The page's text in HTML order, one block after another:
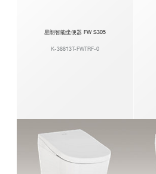
星朗智能坐便器 FW S305
K-38813T-FWTRF-0